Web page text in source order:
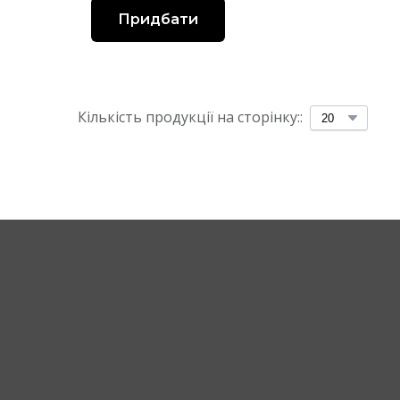
Придбати
Кількість продукції на сторінку::